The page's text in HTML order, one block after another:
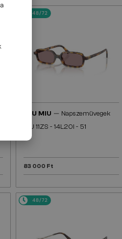
48/72
MIU MIU — Napszemüvegek
MU 11ZS - 14L20I - 51
83 000 Ft
48/72